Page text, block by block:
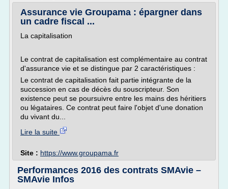
Assurance vie Groupama : épargner dans
un cadre fiscal ...
La capitalisation
Le contrat de capitalisation est complémentaire au contrat
d'assurance vie et se distingue par 2 caractéristiques :
Le contrat de capitalisation fait partie intégrante de la
succession en cas de décès du souscripteur. Son
existence peut se poursuivre entre les mains des héritiers
ou légataires. Ce contrat peut faire l'objet d'une donation
du vivant du...
Lire la suite
Site : https://www.groupama.fr
Performances 2016 des contrats SMAvie –
SMAvie Infos